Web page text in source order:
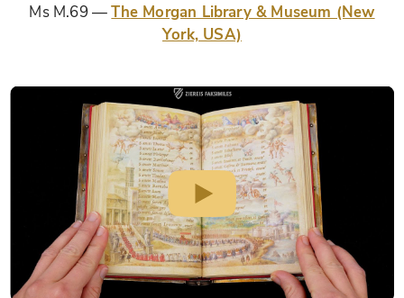
Ms M.69
The Morgan Library & Museum (New
York, USA)